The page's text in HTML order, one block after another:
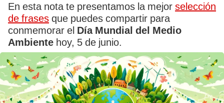
En esta nota te presentamos la mejor selección
de frases que puedes compartir para
conmemorar el Día Mundial del Medio
Ambiente hoy, 5 de junio.